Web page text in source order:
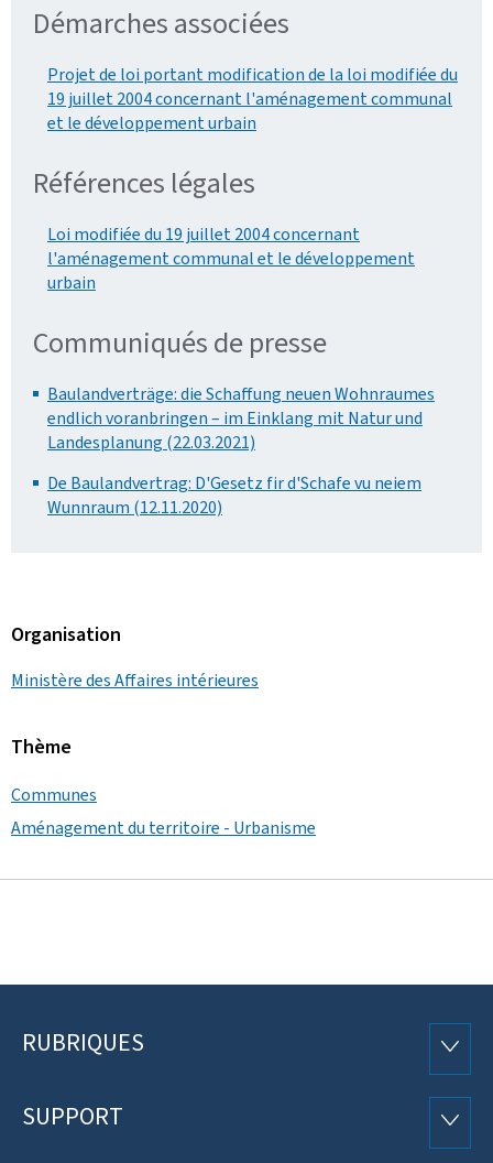
Démarches associées
Projet de loi portant modification de la loi modifiée du
19 juillet 2004 concernant l'aménagement communal
et le développement urbain
Références légales
Loi modifiée du 19 juillet 2004 concernant
l'aménagement communal et le développement
urbain
Communiqués de presse
Baulandverträge: die Schaffung neuen Wohnraumes
endlich voranbringen – im Einklang mit Natur und
Landesplanung (22.03.2021)
De Baulandvertrag: D'Gesetz fir d'Schafe vu neiem
Wunnraum (12.11.2020)
Organisation
Ministère des Affaires intérieures
Thème
Communes
Aménagement du territoire - Urbanisme
Pied
page
RUBRIQUES
SUPPORT